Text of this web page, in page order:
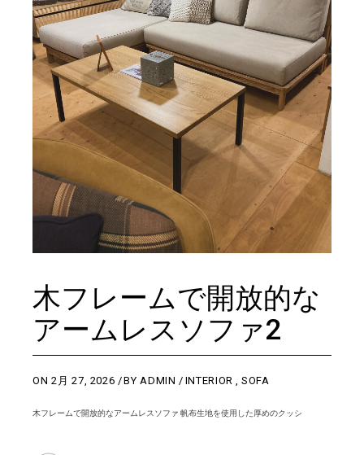
木フレームで開放的な
アームレスソファ2
ON2月 27, 2026 BYADMIN INTERIOR ,SOFA
木フレームで開放的なアームレスソファ 帆布生地を使用した厚めのクッシ